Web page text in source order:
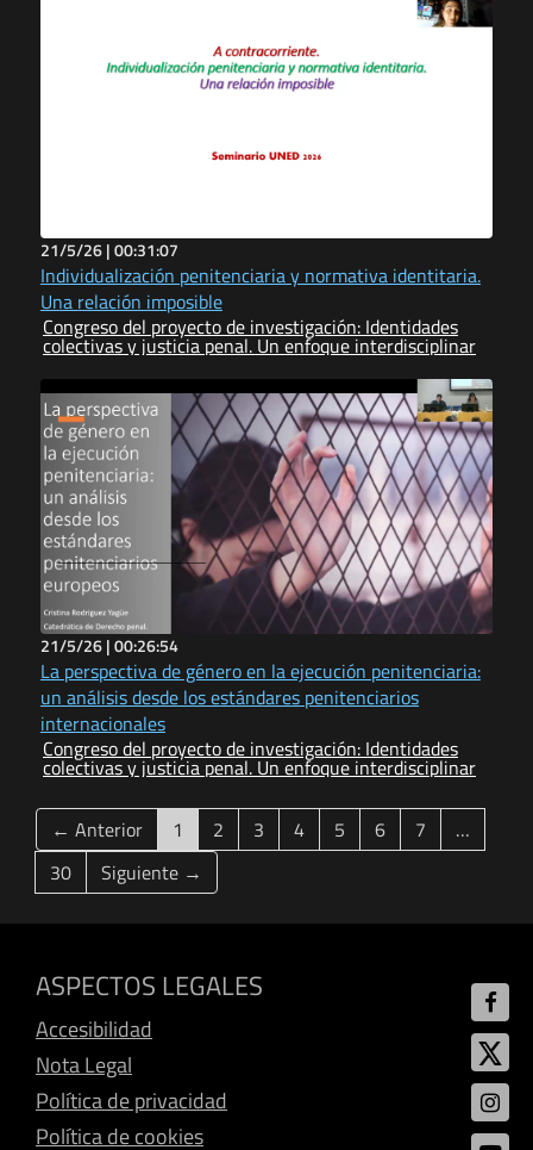
21/5/26 |00:31:07
Individualización penitenciaria y normativa identitaria.
Una relación imposible
Congreso del proyecto de investigación: Identidades
colectivas y justicia penal. Un enfoque interdisciplinar
21/5/26 |00:26:54
La perspectiva de género en la ejecución penitenciaria:
un análisis desde los estándares penitenciarios
internacionales
Congreso del proyecto de investigación: Identidades
colectivas y justicia penal. Un enfoque interdisciplinar
← Anterior 1 (current)
2 3 4 5 6 7
…
30
Siguiente →
ASPECTOS LEGALES
Accesibilidad
Nota Legal
Política de privacidad
Política de cookies